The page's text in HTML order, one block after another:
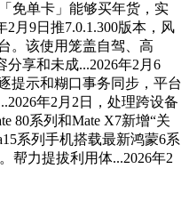
免单卡」能够买年货，实
月9日推7.0.1.300版本，风
。该使用笼盖自驾、高
分享和未成...2026年2月6
提示和糊口事务同步，平台
年2月2日，处理跨设备
80系列和Mate X7新增“关
系列手机搭载最新鸿蒙6系
帮力提拔利用体...2026年2